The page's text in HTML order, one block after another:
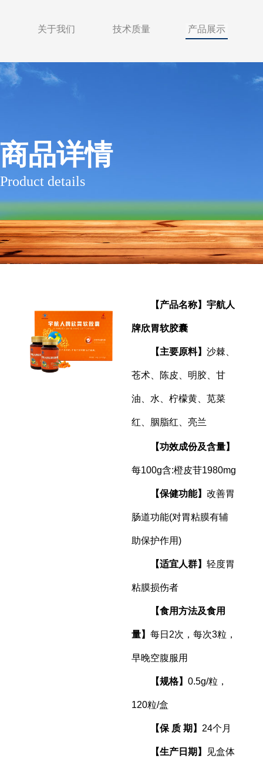
关于我们 技术质量 产品展示
商品详情
Product details
【产品名称】宇航人
牌欣胃软胶囊
【主要原料】 沙棘、
苍术、陈皮、明胶、甘
油、水、柠檬黄、苋菜
红、胭脂红、亮兰
【功效成份及含量】
每100g含:橙皮苷1980mg
【保健功能】 改善胃
肠道功能(对胃粘膜有辅
助保护作用)
【适宜人群】 轻度胃
粘膜损伤者
【食用方法及食用
量】 每日2次，每次3粒，
早晚空腹服用
【规格】 0.5g/粒，
120粒/盒
【保 质 期】 24个月
【生产日期】 见盒体